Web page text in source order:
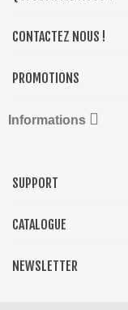
CONTACTEZ NOUS !
PROMOTIONS
Informations 
SUPPORT
CATALOGUE
NEWSLETTER